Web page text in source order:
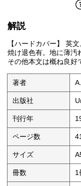
解説
【ハードカバー】 英
焼け退色有。地に薄汚
その他本文は概ね良好
著者
出版社
刊行年
ページ数
サイズ
冊数 1